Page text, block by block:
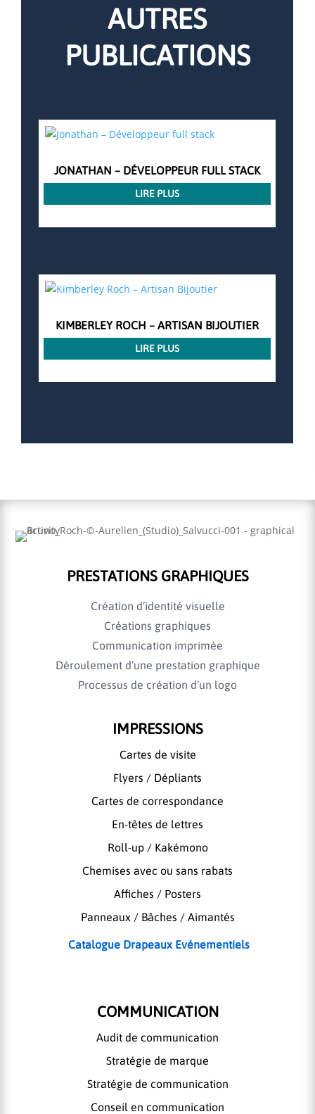
AUTRES
PUBLICATIONS
JONATHAN – DÉVELOPPEUR FULL STACK
LIRE PLUS
KIMBERLEY ROCH – ARTISAN BIJOUTIER
LIRE PLUS
PRESTATIONS GRAPHIQUES
Création d’identité visuelle
Créations graphiques
Communication imprimée
Déroulement d’une prestation graphique
Processus de création d’un logo
IMPRESSIONS
Cartes de visite
Flyers / Dépliants
Cartes de correspondance
En-têtes de lettres
Roll-up / Kakémono
Chemises avec ou sans rabats
Affiches / Posters
Panneaux / Bâches / Aimantés
Catalogue Drapeaux Evénementiels
COMMUNICATION
Audit de communication
Stratégie de marque
Stratégie de communication
Conseil en communication